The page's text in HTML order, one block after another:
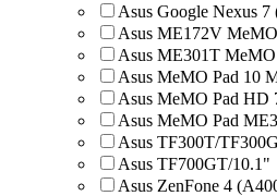
Asus Google Nexus 7
Asus ME172V
Asus ME301T MeMO
Asus MeMO Pad 10
Asus MeMO Pad HD
Asus MeMO Pad
Asus TF300T/
Asus TF700GT/10.1"
Asus ZenFone 4